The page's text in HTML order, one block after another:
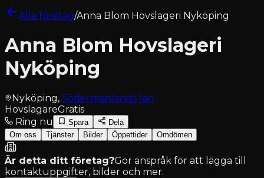
Alla företag/Anna Blom Hovslageri Nyköping
Anna Blom Hovslageri
Nyköping
Nyköping, Södermanlands län
HovslagareGratis
Ring nu
Spara
Dela
Om oss
Tjänster Bilder Öppettider Omdömen
Är detta ditt företag?Gör anspråk för att lägga till
kontaktuppgifter, bilder och mer.